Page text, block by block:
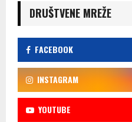
DRUŠTVENE MREŽE
FACEBOOK
INSTAGRAM
YOUTUBE